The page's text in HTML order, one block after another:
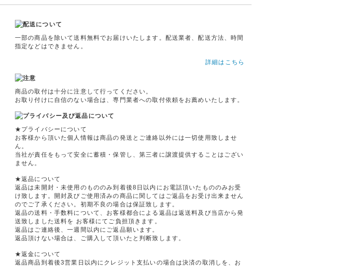
一部の商品を除いて送料無料でお届けいたします。配送業者、配送方法、時間
指定などはできません。
詳細はこちら
商品の取付は十分に注意して行ってください。
お取り付けに自信のない場合は、専門業者への取付依頼をお薦めいたします。
★プライバシーについて
お客様から頂いた個人情報は商品の発送とご連絡以外には一切使用致しませ
ん。
当社が責任をもって安全に蓄積・保管し、第三者に譲渡提供することはござい
ません。
★返品について
返品は未開封・未使用のもののみ到着後8日以内にお電話頂いたもののみお受
け致します。開封及びご使用済みの商品に関してはご返品をお受け出来ません
のでご了承ください。初期不良の場合は保証致します。
返品の送料・手数料について、お客様都合による返品は返送料及び当店から発
送致しました送料を お客様にてご負担頂きます。
返品はご連絡後、一週間以内にご返品願います。
返品頂けない場合は、ご購入して頂いたと判断致します。
★返金について
返品商品到着後3営業日以内にクレジット支払いの場合は決済の取消しを、お